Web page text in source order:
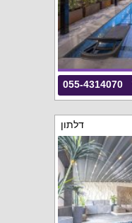
055-4314070
דלתון